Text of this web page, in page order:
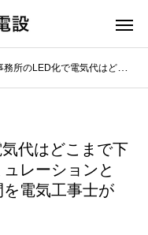
どこまで下がる？蛍光灯との比較シミュレーションと導入コスト回収までの期間を電気工事士が解説
代はどこまで下
レーションと
電気工事士が